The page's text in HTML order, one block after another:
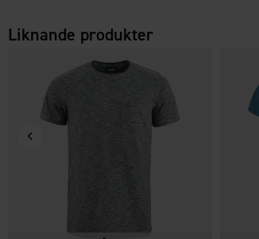
Liknande produkter